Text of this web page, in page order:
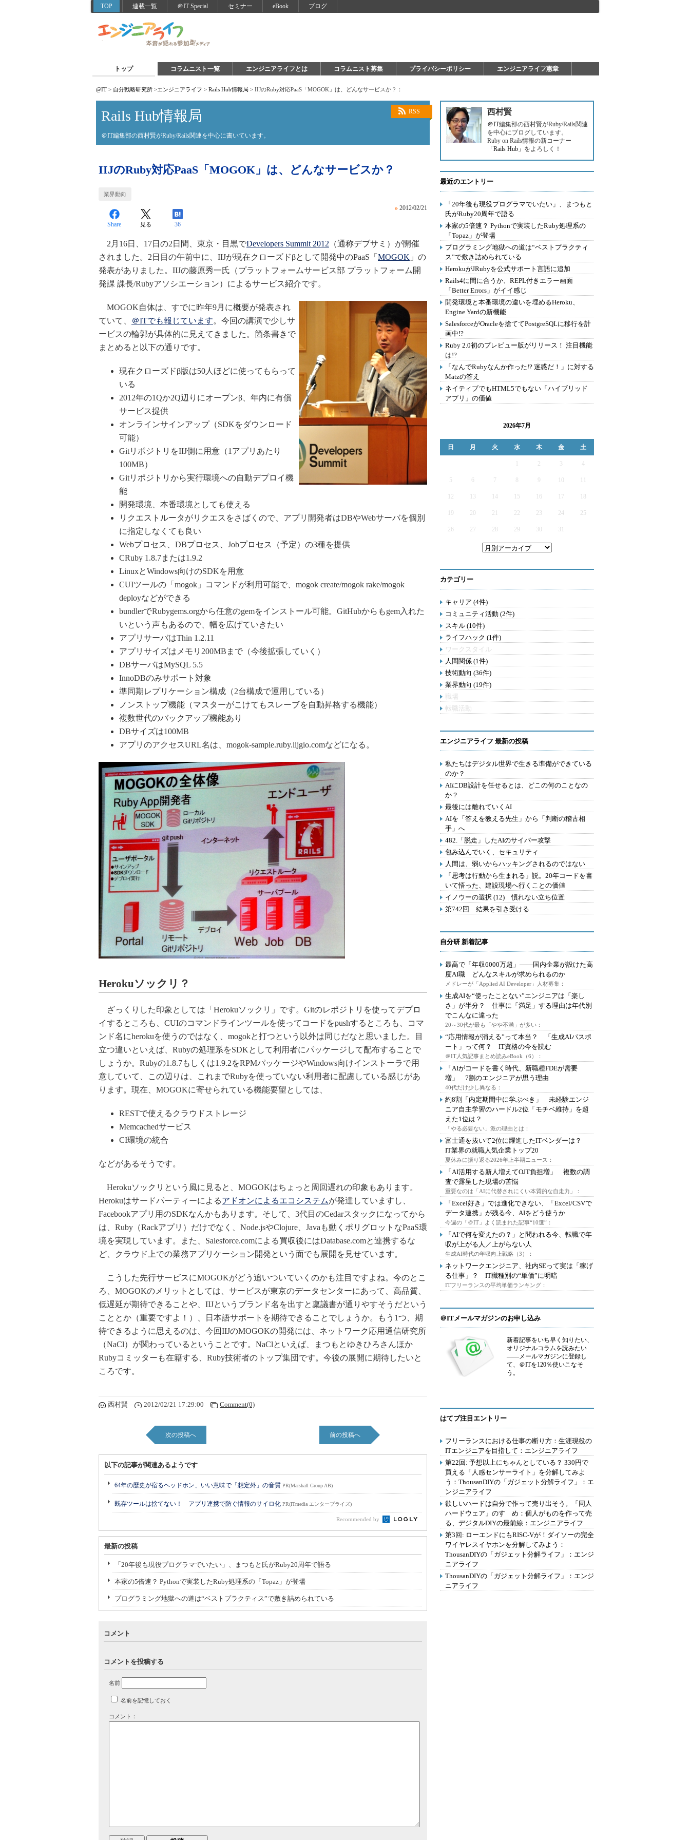
TOP 連載一覧 ＠IT Special セミナー eBook ブログ
トップ コラムニスト一覧 エンジニアライフとは コラムニスト募集 プライバシーポリシー エンジニアライフ憲章
@IT > 自分戦略研究所 >エンジニアライフ > Rails Hub情報局 > IIJのRuby対応PaaS「MOGOK」は、どんなサービスか？：
RSS
Rails Hub情報局
＠IT編集部の西村賢がRuby/Rails関連を中心に書いています。
IIJのRuby対応PaaS「MOGOK」は、どんなサービスか？
業界動向
» 2012/02/21
Share 見る 36
2月16日、17日の2日間、東京・目黒でDevelopers Summit 2012 （通称デブサミ）が開催
されました。2日目の午前中に、IIJが現在クローズドβとして開発中のPaaS「 MOGOK 」の
発表がありました。IIJの藤原秀一氏（プラットフォームサービス部 プラットフォーム開
発課 課長/Rubyアソシエーション）によるサービス紹介です。
MOGOK自体は、すでに昨年9月に概要が発表され
ていて、
＠ITでも報じています。今回の講演で少しサ
ービスの輪郭が具体的に見えてきました。箇条書きで
まとめると以下の通りです。
現在クローズドβ版は50人ほどに使ってもらって
いる
2012年の1Qか2Q辺りにオープンβ、年内に有償
サービス提供
オンラインサインアップ（SDKをダウンロード
可能）
GitリポジトリをIIJ側に用意（1アプリあたり
100MB）
Gitリポジトリから実行環境への自動デプロイ機
能
開発環境、本番環境としても使える
リクエストルータがリクエスをさばくので、アプリ開発者はDBやWebサーバを個別
に指定しなくても良い
Webプロセス、DBプロセス、Jobプロセス（予定）の3種を提供
CRuby 1.8.7または1.9.2
LinuxとWindows向けのSDKを用意
CUIツールの「mogok」コマンドが利用可能で、mogok create/mogok rake/mogok
deployなどができる
bundlerでRubygems.orgから任意のgemをインストール可能。GitHubからもgem入れた
いという声もあるので、幅を広げていきたい
アプリサーバはThin 1.2.11
アプリサイズはメモリ200MBまで（今後拡張していく）
DBサーバはMySQL 5.5
InnoDBのみサポート対象
準同期レプリケーション構成（2台構成で運用している）
ノンストップ機能（マスターがこけてもスレーブを自動昇格する機能）
複数世代のバックアップ機能あり
DBサイズは100MB
アプリのアクセスURL名は、mogok-sample.ruby.iijgio.comなどになる。
Herokuソックリ？
ざっくりした印象としては「Herokuソックリ」です。Gitのレポジトリを使ってデプロ
イするところも、CUIのコマンドラインツールを使ってコードをpushするところも、コマ
ンド名にherokuを使うのではなく、mogokと打つという以外は同じだなと思いました。目
立つ違いといえば、Rubyの処理系をSDKとして利用者にパッケージして配布することで
しょうか。Rubyの1.8.7もしくは1.9.2をRPMパッケージやWindows向けインストーラで用
意していて、この辺りは、これまでRubyを使っていない利用者に配慮している感じがあ
ります。現在、MOGOKに寄せられている機能要望としては、
RESTで使えるクラウドストレージ
Memcachedサービス
CI環境の統合
などがあるそうです。
Herokuソックリという風に見ると、MOGOKはちょっと周回遅れの印象もあります。
Herokuはサードパーティーによるアドオンによるエコシステムが発達していますし、
Facebookアプリ用のSDKなんかもあります。そして、3代目のCedarスタックになってから
は、Ruby（Rackアプリ）だけでなく、Node.jsやClojure、Javaも動くポリグロットなPaaS環
境を実現しています。また、Salesforce.comによる買収後にはDatabase.comと連携するな
ど、クラウド上での業務アプリケーション開発という面でも展開を見せています。
こうした先行サービスにMOGOKがどう追いついていくのかも注目ですよね。今のとこ
ろ、MOGOKのメリットとしては、サービスが東京のデータセンターにあって、高品質、
低遅延が期待できることや、IIJというブランド名を出すと稟議書が通りやすそうだという
こととか（重要ですよ！）、日本語サポートを期待できることでしょうか。もう1つ、期
待できるように思えるのは、今回IIJのMOGOKの開発には、ネットワーク応用通信研究所
（NaCl）が関わっているということです。NaClといえば、まつもとゆきひろさんほか
Rubyコミッターも在籍する、Ruby技術者のトップ集団です。今後の展開に期待したいと
ころです。
西村賢 2012/02/21 17:29:00 Comment(0)
次の投稿へ 前の投稿へ
以下の記事が関連あるようです
64年の歴史が宿るヘッドホン、いい意味で「想定外」の音質 PR(Marshall Group AB)
既存ツールは捨てない！ アプリ連携で防ぐ情報のサイロ化 PR(ITmedia エンタープライズ)
Recommended by
最新の投稿
「20年後も現役プログラマでいたい」、まつもと氏がRuby20周年で語る
本家の5倍速？ Pythonで実装したRuby処理系の「Topaz」が登場
プログラミング地獄への道は“ベストプラクティス”で敷き詰められている
コメント
コメントを投稿する
名前
名前を記憶しておく
コメント：
西村賢
＠IT編集部の西村賢がRuby/Rails関連
を中心にブログしています。
Ruby on Rails情報の新コーナー
「Rails Hub」 をよろしく！
最近のエントリー
「20年後も現役プログラマでいたい」、まつもと
氏がRuby20周年で語る
本家の5倍速？ Pythonで実装したRuby処理系の
「Topaz」が登場
プログラミング地獄への道は“ベストプラクティ
ス”で敷き詰められている
HerokuがJRubyを公式サポート言語に追加
Rails4に間に合うか、REPL付きエラー画面
「Better Errors」がイイ感じ
開発環境と本番環境の違いを埋めるHeroku、
Engine Yardの新機能
SalesforceがOracleを捨ててPostgreSQLに移行を計
画中!?
Ruby 2.0初のプレビュー版がリリース！ 注目機能
は!?
「なんでRubyなんか作った!? 迷惑だ！」に対する
Matzの答え
ネイティブでもHTML5でもない「ハイブリッド
アプリ」の価値
2026年7月
日 月 火 水 木 金 土
2 3 4
5 6 7 9
12 13 14 15 16 17
19 20 21 22 23 24 25
26 27 28 29 30 31
カテゴリー
キャリア (4件)
コミュニティ活動 (2件)
スキル (10件)
ライフハック (1件)
ワークスタイル
人間関係 (1件)
技術動向 (36件)
業界動向 (19件)
職場
転職活動
エンジニアライフ 最新の投稿
私たちはデジタル世界で生きる準備ができている
のか？
AIにDB設計を任せるとは、どこの何のことなの
か？
最後には離れていくAI
AIを「答えを教える先生」から「判断の稽古相
手」へ
482.「脱走」したAIのサイバー攻撃
包み込んでいく、セキュリティ
人間は、弱いからハッキングされるのではない
「思考は行動から生まれる」説。20年コードを書
いて悟った、建設現場へ行くことの価値
イノウーの選択 (12) 慣れない立ち位置
第742回 結果を引き受ける
自分研 新着記事
最高で「年収6000万超」――国内企業が設けた高
度AI職 どんなスキルが求められるのか
メドレーが「Applied AI Developer」人材募集：
生成AIを“使ったことない”エンジニアは「楽し
さ」が半分？ 仕事に「満足」する理由は年代別
でこんなに違った
20～30代が最も「やや不満」が多い：
“応用情報が消える”って本当？ 「生成AIパスポ
ート」って何？ IT資格の今を読む
＠IT人気記事まとめ読みeBook（6）：
「AIがコードを書く時代、新職種FDEが需要
増」 7割のエンジニアが思う理由
40代だけ少し異なる：
約8割「内定期間中に学ぶべき」 未経験エンジ
ニア自主学習のハードル2位「モチベ維持」を超
えた1位は？
「やる必要ない」派の理由とは：
富士通を抜いて2位に躍進したITベンダーは？
IT業界の就職人気企業トップ20
夏休みに振り返る2026年上半期ニュース：
「AI活用する新人増えてOJT負担増」 複数の調
査で露呈した現場の苦悩
重要なのは「AIに代替されにくい本質的な自走力」：
「Excel好き」では進化できない、「Excel/CSVで
データ連携」が残る今、AIをどう使うか
今週の「＠IT」よく読まれた記事“10選”：
「AIで何を変えたの？」と問われる今、転職で年
収が上がる人／上がらない人
生成AI時代の年収向上戦略（3）：
ネットワークエンジニア、社内SEって実は「稼げ
る仕事」？ IT職種別の“単価”に明暗
ITフリーランスの平均単価ランキング：
＠ITメールマガジンのお申し込み
新着記事をいち早く知りたい、
オリジナルコラムを読みたい
――メールマガジンに登録し
て、＠ITを120％使いこなそ
う。
はてブ注目エントリー
フリーランスにおける仕事の断り方：生涯現役の
ITエンジニアを目指して：エンジニアライフ
第22回: 予想以上にちゃんとしている？ 330円で
買える「人感センサーライト」を分解してみよ
う：ThousanDIYの「ガジェット分解ライフ」：エ
ンジニアライフ
欲しいハードは自分で作って売り出そう。「同人
ハードウェア」のすゝめ：個人がものを作って売
る、デジタルDIYの最前線：エンジニアライフ
第3回: ローエンドにもRISC-Vが！ダイソーの完全
ワイヤレスイヤホンを分解してみよう：
ThousanDIYの「ガジェット分解ライフ」：エンジ
ニアライフ
ThousanDIYの「ガジェット分解ライフ」：エンジ
ニアライフ